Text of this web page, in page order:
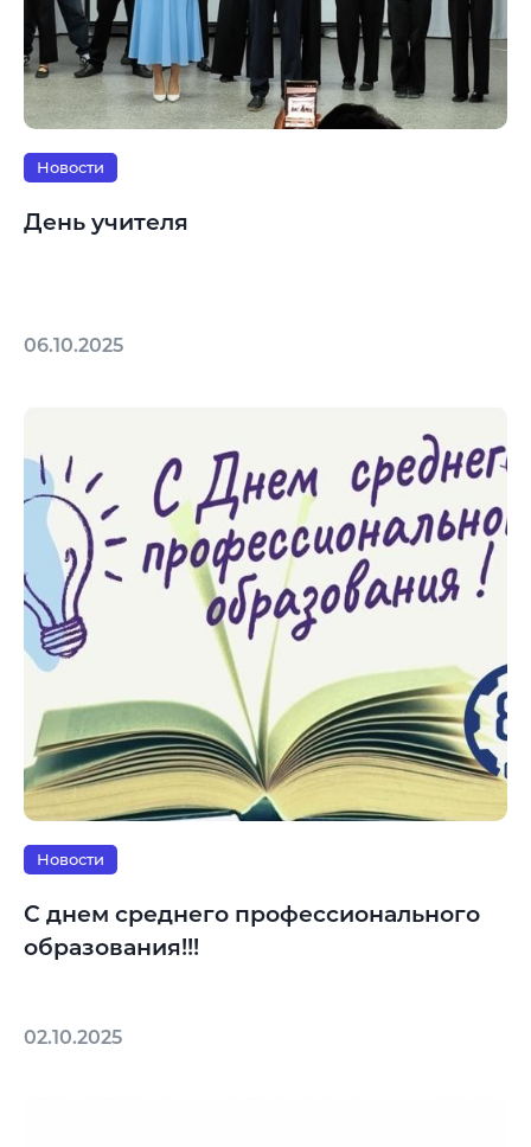
Новости
День учителя
06.10.2025
Новости
С днем среднего профессионального
образования!!!
02.10.2025